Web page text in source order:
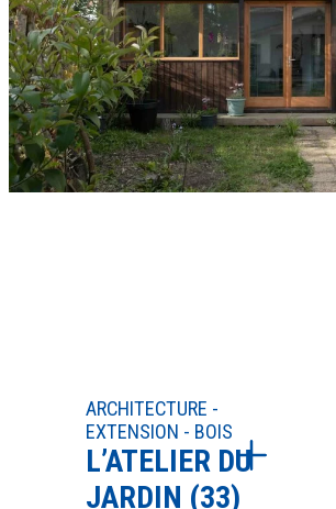
ARCHITECTURE -
EXTENSION - BOIS
L’ATELIER DU
JARDIN (33)